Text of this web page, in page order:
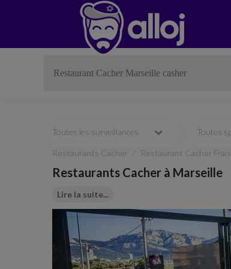
Toutes les surveillances Toutes
Restaurants Cacher Restaurant Cacher
Restaurants Cacher à Marseille
Lire la suite...